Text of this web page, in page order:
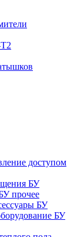
доступом
БУ
прочее
БУ
БУ